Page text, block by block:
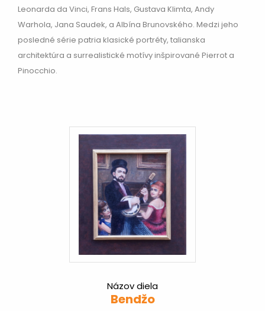
Leonarda da Vinci, Frans Hals, Gustava Klimta, Andy
Warhola, Jana Saudek, a Albína Brunovského. Medzi jeho
posledné série patria klasické portréty, talianska
architektúra a surrealistické motívy inšpirované Pierrot a
Pinocchio.
Názov diela
Bendžo